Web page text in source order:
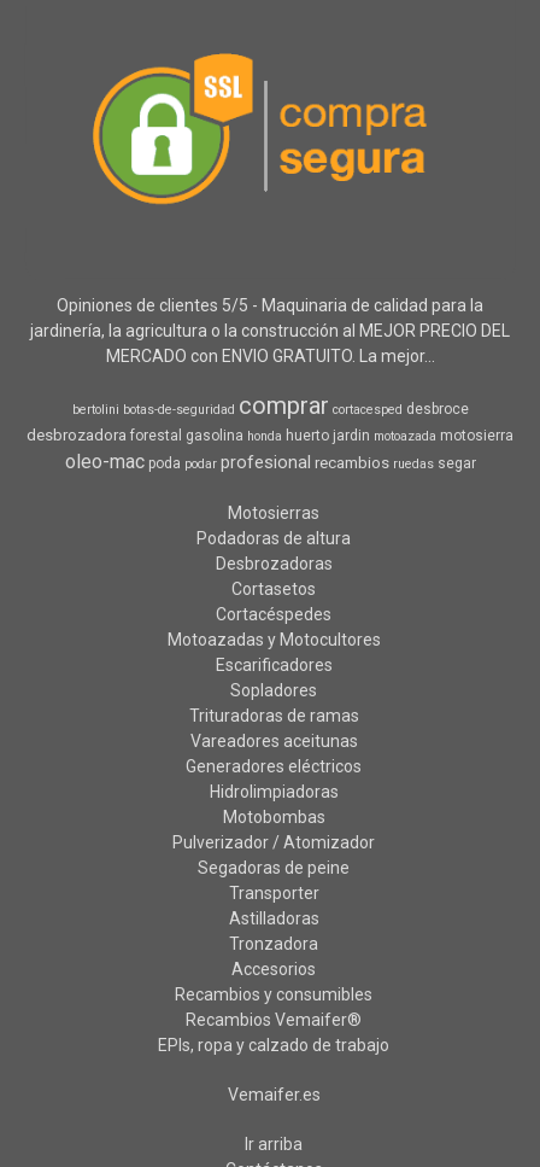
Opiniones de clientes 5/5 - Maquinaria de calidad para la
jardinería, la agricultura o la construcción al MEJOR PRECIO DEL
MERCADO con ENVIO GRATUITO. La mejor...
bertolini botas-de-seguridad comprar cortacesped desbroce
desbrozadora forestal gasolina honda huerto jardin motoazada motosierra
oleo-mac poda podar profesional recambios ruedas segar
Motosierras
Podadoras de altura
Desbrozadoras
Cortasetos
Cortacéspedes
Motoazadas y Motocultores
Escarificadores
Sopladores
Trituradoras de ramas
Vareadores aceitunas
Generadores eléctricos
Hidrolimpiadoras
Motobombas
Pulverizador / Atomizador
Segadoras de peine
Transporter
Astilladoras
Tronzadora
Accesorios
Recambios y consumibles
Recambios Vemaifer®
EPIs, ropa y calzado de trabajo
Vemaifer.es
Ir arriba